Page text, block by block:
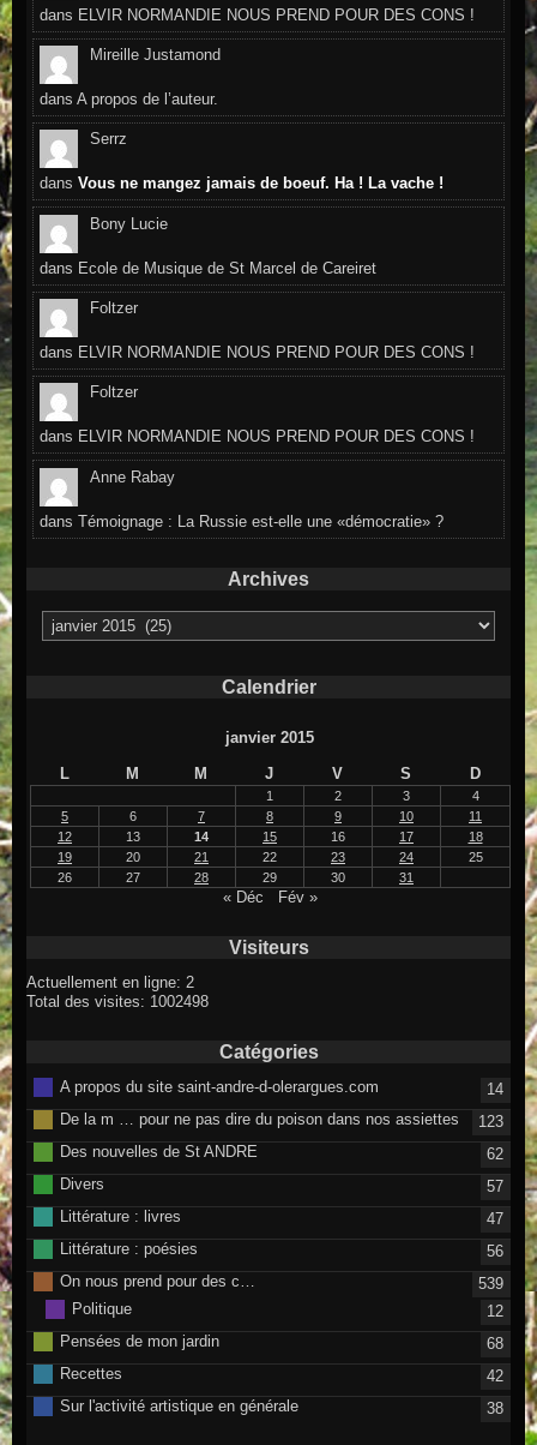
dans ELVIR NORMANDIE NOUS PREND POUR DES CONS !
Mireille Justamond
dansA propos de l’auteur.
Serrz
dansVous ne mangez jamais de boeuf. Ha ! La vache !
Bony Lucie
dans Ecole de Musique de St Marcel de Careiret
Foltzer
dans ELVIR NORMANDIE NOUS PREND POUR DES CONS !
Foltzer
dans ELVIR NORMANDIE NOUS PREND POUR DES CONS !
Anne Rabay
dansTémoignage : La Russie est-elle une «démocratie» ?
Archives
Archives
Calendrier
janvier 2015
L
M M J V S D
1 2 3
4
5
6 7 8 9 10
11
12
13 14 15 16 17
18
19
20 21 22 23 24
25
26
27 28 29 30 31
« Déc Fév »
Visiteurs
Actuellement en ligne: 2
Total des visites: 1002498
Catégories
A propos du site saint-andre-d-olerargues.com
14
De la m … pour ne pas dire du poison dans nos assiettes
123
Des nouvelles de St ANDRE
62
Divers
57
Littérature : livres
47
Littérature : poésies
56
On nous prend pour des c…
539
Politique
12
Pensées de mon jardin
68
Recettes
42
Sur l'activité artistique en générale
38